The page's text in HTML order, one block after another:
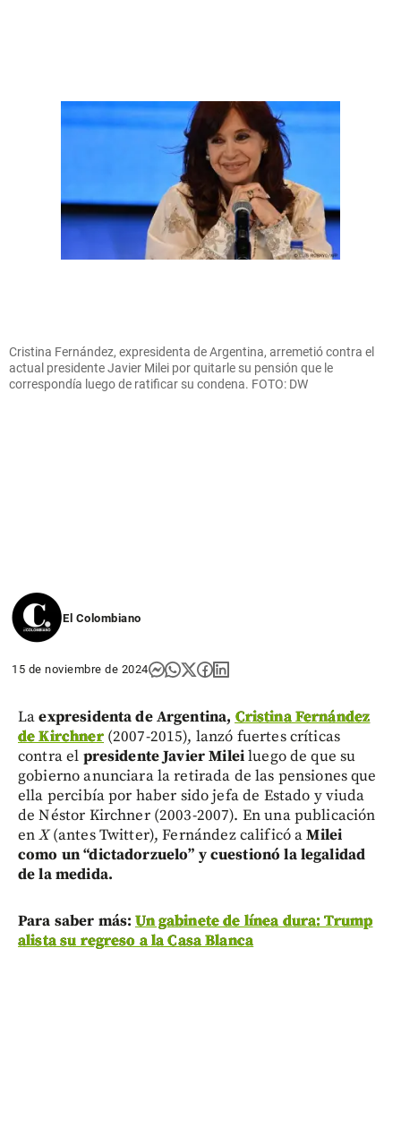
Cristina Fernández, expresidenta de Argentina, arremetió contra el
actual presidente Javier Milei por quitarle su pensión que le
correspondía luego de ratificar su condena. FOTO: DW
El Colombiano
15 de noviembre de 2024
Laexpresidenta de Argentina, Cristina Fernández
de Kirchner (2007-2015), lanzó fuertes críticas
contra el presidente Javier Mileiluego de que su
gobierno anunciara la retirada de las pensiones que
ella percibía por haber sido jefa de Estado y viuda
de Néstor Kirchner (2003-2007). En una publicación
enX(antes Twitter), Fernández calificó aMilei
como un “dictadorzuelo” y cuestionó la legalidad
de la medida.
Para saber más:Un gabinete de línea dura: Trump
alista su regreso a la Casa Blanca